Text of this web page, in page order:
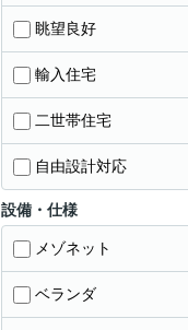
眺望良好
輸入住宅
二世帯住宅
自由設計対応
設備・仕様
メゾネット
ベランダ